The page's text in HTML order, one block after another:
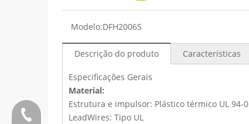
Modelo:DFH2006S
Descrição do produto Características
Especificações Gerais
Material:
Estrutura e impulsor: Plástico térmico UL 94-0
LeadWires: Tipo UL
Tel:0086 13808637315